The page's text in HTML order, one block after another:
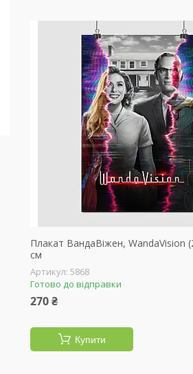
Плакат ВандаВіжен, WandaVision
см
5868
Готово до відправки
270 ₴
Купити